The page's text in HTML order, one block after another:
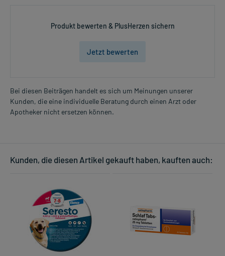
Produkt bewerten & PlusHerzen sichern
Jetzt bewerten
Bei diesen Beiträgen handelt es sich um Meinungen unserer
Kunden, die eine individuelle Beratung durch einen Arzt oder
Apotheker nicht ersetzen können.
Kunden, die diesen Artikel gekauft haben, kauften auch: